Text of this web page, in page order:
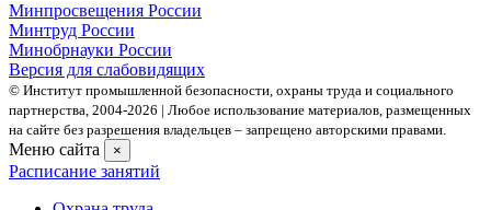
Минпросвещения России
Минтруд России
Минобрнауки России
Версия для слабовидящих
© Институт промышленной безопасности, охраны труда и социального
партнерства, 2004- 2026 | Любое использование материалов, размещенных
на сайте без разрешения владельцев – запрещено авторскими правами.
Меню сайта ×
Расписание занятий